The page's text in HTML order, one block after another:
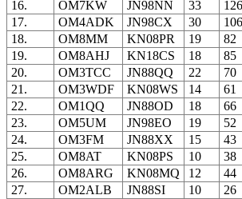
16.
OM7KW JN98NN 33 126
17.
OM4ADK JN98CX 30 106
18.
OM8MM KN08PR 19 82
19.
OM8AHJ KN18CS 18 85
20.
OM3TCC JN88QQ 22 70
21.
OM3WDF KN08WS 14 61
22.
OM1QQ JN88OD 18 66
23.
OM5UM JN98EO 19 52
24.
OM3FM JN88XX 15 43
25.
OM8AT KN08PS 10 38
26.
OM8ARG KN08MQ 12 44
27.
OM2ALB JN88SI 10 26